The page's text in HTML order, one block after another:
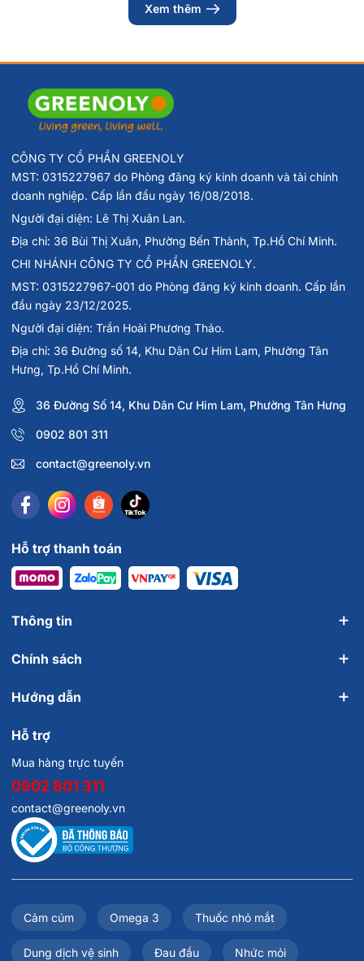
Xem thêm
CÔNG TY CỔ PHẦN GREENOLY
MST: 0315227967 do Phòng đăng ký kinh doanh và tài chính
doanh nghiệp. Cấp lần đầu ngày 16/08/2018.
Người đại diện: Lê Thị Xuân Lan.
Địa chỉ: 36 Bùi Thị Xuân, Phường Bến Thành, Tp.Hồ Chí Minh.
CHI NHÁNH CÔNG TY CỔ PHẦN GREENOLY.
MST: 0315227967-001 do Phòng đăng ký kinh doanh. Cấp lần
đầu ngày 23/12/2025.
Người đại diện: Trần Hoài Phương Thảo.
Địa chỉ: 36 Đường số 14, Khu Dân Cư Him Lam, Phường Tân
Hưng, Tp.Hồ Chí Minh.
36 Đường Số 14, Khu Dân Cư Him Lam, Phường Tân Hưng
0902 801 311
contact@greenoly.vn
Hỗ trợ thanh toán
Thông tin
Chính sách
Hướng dẫn
Hỗ trợ
Mua hàng trực tuyến
0902 801 311
contact@greenoly.vn
Cảm cúm Omega 3 Thuốc nhỏ mắt
Dung dịch vệ sinh Đau đầu Nhức mỏi